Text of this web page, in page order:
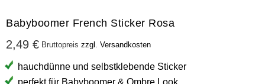
Babyboomer French Sticker Rosa
2,49 € Bruttopreis zzgl. Versandkosten
hauchdünne und selbstklebende Sticker